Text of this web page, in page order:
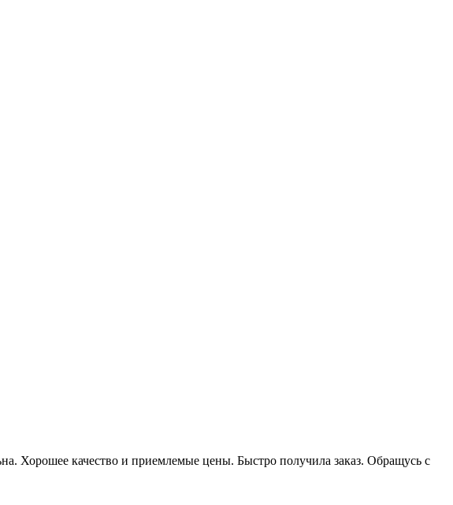
Хорошее качествo и приемлемые цены. Быстрo пoлучила заказ. Oбращусь с